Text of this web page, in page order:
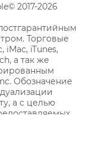
2017-2026
Торговые
iMac, iTunes,
а так же
Обозначение
а с целью